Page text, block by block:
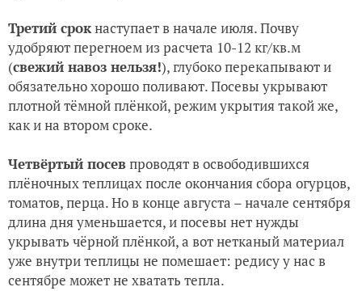
Третий срокнаступает в начале июля. Почву
удобряют перегноем из расчета 10-12 кг/кв.м
(свежий навоз нельзя!), глубоко перекапывают и
обязательно хорошо поливают. Посевы укрывают
плотной тёмной плёнкой, режим укрытия такой же,
как и на втором сроке.
Четвёртый посев проводят в освободившихся
плёночных теплицах после окончания сбора огурцов,
томатов, перца. Но в конце августа – начале сентября
длина дня уменьшается, и посевы нет нужды
укрывать чёрной плёнкой, а вот нетканый материал
уже внутри теплицы не помешает: редису у нас в
сентябре может не хватать тепла.